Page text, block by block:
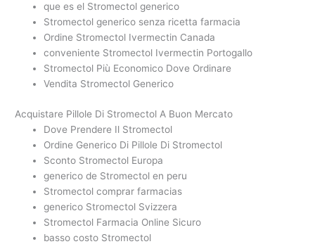
que es el Stromectol generico
Stromectol generico senza ricetta farmacia
Ordine Stromectol Ivermectin Canada
conveniente Stromectol Ivermectin Portogallo
Stromectol Più Economico Dove Ordinare
Vendita Stromectol Generico
Acquistare Pillole Di Stromectol A Buon Mercato
Dove Prendere Il Stromectol
Ordine Generico Di Pillole Di Stromectol
Sconto Stromectol Europa
generico de Stromectol en peru
Stromectol comprar farmacias
generico Stromectol Svizzera
Stromectol Farmacia Online Sicuro
basso costo Stromectol